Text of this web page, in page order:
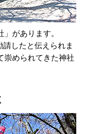
があります。
したと伝えられま
崇められてきた神社